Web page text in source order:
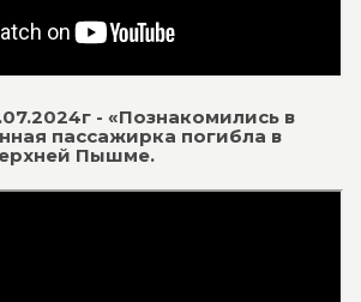
- «Познакомились в
пассажирка погибла в
Пышме.